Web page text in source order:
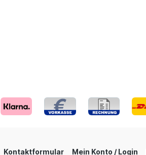
Kontaktformular Mein Konto / Login